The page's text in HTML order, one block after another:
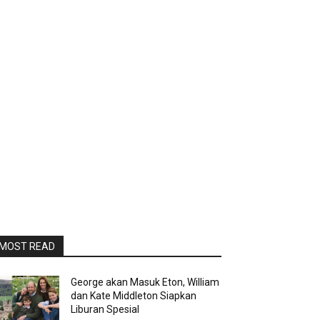
READ
George akan Masuk Eton, William
dan Kate Middleton Siapkan
Liburan Spesial